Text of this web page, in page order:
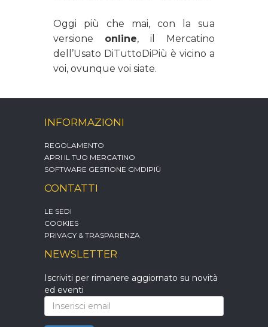
Oggi più che mai, con la sua
versione online, il Mercatino
dell’Usato DiTuttoDiPiù è vicino a
voi, ovunque voi siate.
INFORMAZIONI
REGOLAMENTO
APRI IL TUO MERCATINO
SOFTWARE GESTIONE GMDIPIÙ
CONTATTI
LE SEDI
COOKIES
PRIVACY & TRASPARENZA
NEWSLETTER
Iscriviti per rimanere aggiornato su novità
ed eventi